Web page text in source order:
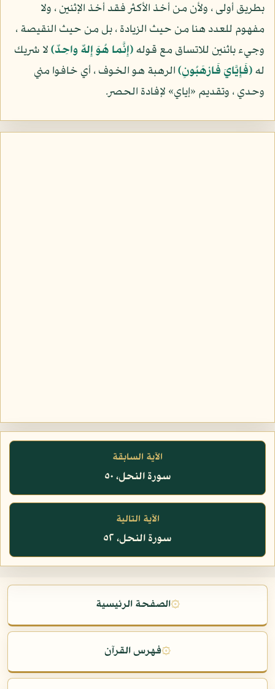
بطريق أولى ، ولأن من أخذ الأكثر فقد أخذ الإثنين ، ولا
مفهوم للعدد هنا من حيث الزيادة ، بل من حيث النقيصة ،
وجيء باثنين للاتساق مع قوله(إِنَّما هُوَ إِلهٌ واحِدٌ)لا شريك
له(فَإِيَّايَ فَارْهَبُونِ)الرهبة هو الخوف ، أي خافوا مني
وحدي ، وتقديم «إياي» لإفادة الحصر.
الآية السابقة
سورة النحل، ٥٠
الآية التالية
سورة النحل، ٥٢
۞الصفحة الرئيسية
۞فهرس القرآن